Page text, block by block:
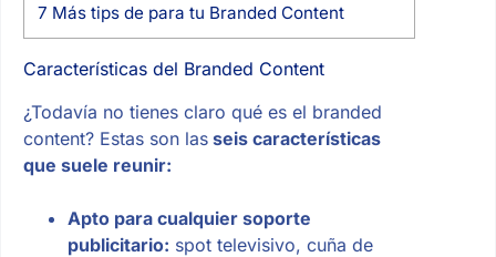
7 Más tips de para tu Branded Content
Características del Branded Content
¿Todavía no tienes claro qué es el branded
content? Estas son lasseis características
que suele reunir:
Apto para cualquier soporte
publicitario: spot televisivo, cuña de